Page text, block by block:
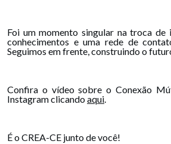
Foi um momento singular na troca de
conhecimentos e uma rede de
Seguimos em frente, construindo o
Confira o vídeo sobre o Conexão
Instagram clicandoaqui.
É o CREA-CE junto de você!